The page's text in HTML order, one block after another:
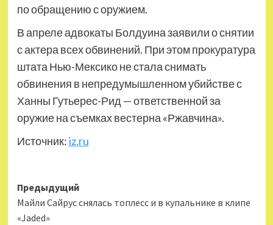
по обращению с оружием.
В апреле адвокаты Болдуина заявили о снятии
с актера всех обвинений. При этом прокуратура
штата Нью-Мексико не стала снимать
обвинения в непредумышленном убийстве с
Ханны Гутьерес-Рид — ответственной за
оружие на съемках вестерна «Ржавчина».
Источник:iz.ru
Навигация
записи
Предыдущий
Майли Сайрус снялась топлесс и в купальнике в клипе
«Jaded»